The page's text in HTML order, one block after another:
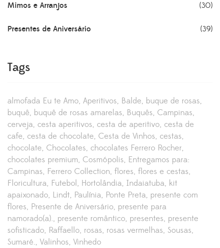
Mimos e Arranjos (30)
Presentes de Aniversário (39)
Tags
almofada Eu te Amo Aperitivos Balde buque de rosas
buquê buquê de rosas amarelas Buquês Campinas
cerveja cesta aperitivos cesta de aperitivo cesta de
cafe cesta de chocolate Cesta de Vinhos cestas
chocolate Chocolates chocolates Ferrero Rocher
chocolates premium Cosmópolis Entregamos para:
Campinas Ferrero Collection flores flores e cestas
Floricultura Futebol Hortolândia Indaiatuba kit
apaixonado Lindt Paulínia Ponte Preta presente com
flores Presente de Aniversário presente para
namorado(a). presente romântico presentes presente
sofisticado Raffaello rosas rosas vermelhas Sousas
Sumaré. Valinhos Vinhedo